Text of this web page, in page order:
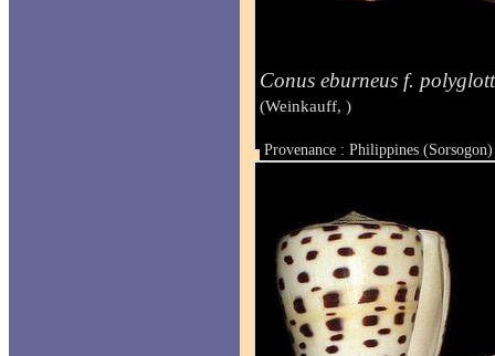
Conus eburneus f.
(Weinkauff, )
Provenance : Philippines (Sorsogon)
Taille : 31.6 mm